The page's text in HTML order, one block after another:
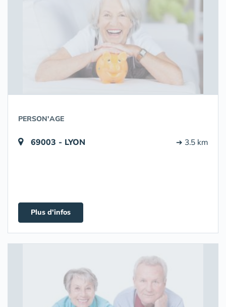
PERSON'AGE
69003 - LYON ➔ 3.5 km
Plus d'infos